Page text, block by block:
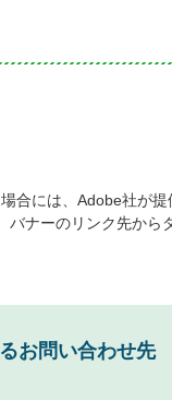
合には、Adobe社が提
ナーのリンク先から
お問い合わせ先